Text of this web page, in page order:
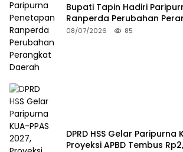
Bupati Tapin Hadiri
Ranperda Perubahan
08/07/2026 85
DPRD HSS Gelar Paripurna
Proyeksi APBD Tembus